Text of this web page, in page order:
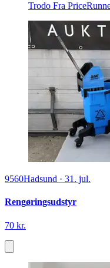
Trodo Fra
9560Hadsund · 31. jul.
Rengøringsudstyr
70 kr.